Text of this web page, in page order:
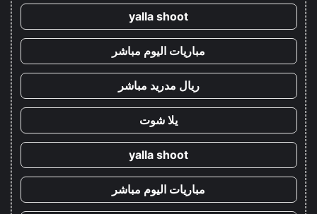
yalla shoot
مباريات اليوم مباشر
ريال مدريد مباشر
يلا شوت
yalla shoot
مباريات اليوم مباشر